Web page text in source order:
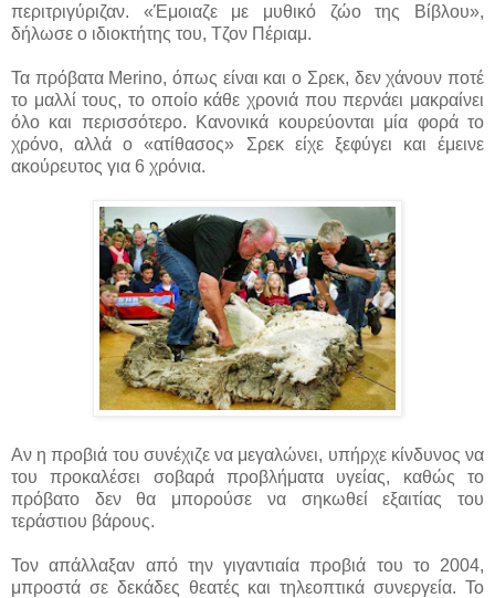
περιτριγύριζαν. «Έμοιαζε με μυθικό ζώο της Βίβλου»,
δήλωσε ο ιδιοκτήτης του, Τζον Πέριαμ.
Τα πρόβατα Merino, όπως είναι και ο Σρεκ, δεν χάνουν ποτέ
το μαλλί τους, το οποίο κάθε χρονιά που περνάει μακραίνει
όλο και περισσότερο. Κανονικά κουρεύονται μία φορά το
χρόνο, αλλά ο «ατίθασος» Σρεκ είχε ξεφύγει και έμεινε
ακούρευτος για 6 χρόνια.
Αν η προβιά του συνέχιζε να μεγαλώνει, υπήρχε κίνδυνος να
του προκαλέσει σοβαρά προβλήματα υγείας, καθώς το
πρόβατο δεν θα μπορούσε να σηκωθεί εξαιτίας του
τεράστιου βάρους.
Τον απάλλαξαν από την γιγαντιαία προβιά του το 2004,
μπροστά σε δεκάδες θεατές και τηλεοπτικά συνεργεία. Το